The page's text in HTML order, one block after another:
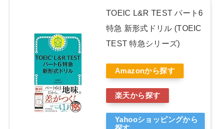
TOEIC L&R TEST パート6
特急 新形式ドリル (TOEIC
TEST 特急シリーズ)
Amazonから探す
楽天から探す
Yahooショッピングから